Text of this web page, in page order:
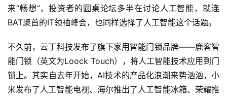
来“畅想”，投资者的圆桌论坛多半在讨论人工智能，就连
BAT聚首的IT领袖峰会，也同样选择了人工智能这个话题。
不久前，云丁科技发布了旗下家用智能门锁品牌——鹿客智
能门锁（英文为Loock Touch），将人工智能技术应用到门
锁上。其实自去年开始，AI技术的产品化浪潮来势汹汹，小
米发布了人工智能电视、海尔推出了人工智能冰箱、荣耀推